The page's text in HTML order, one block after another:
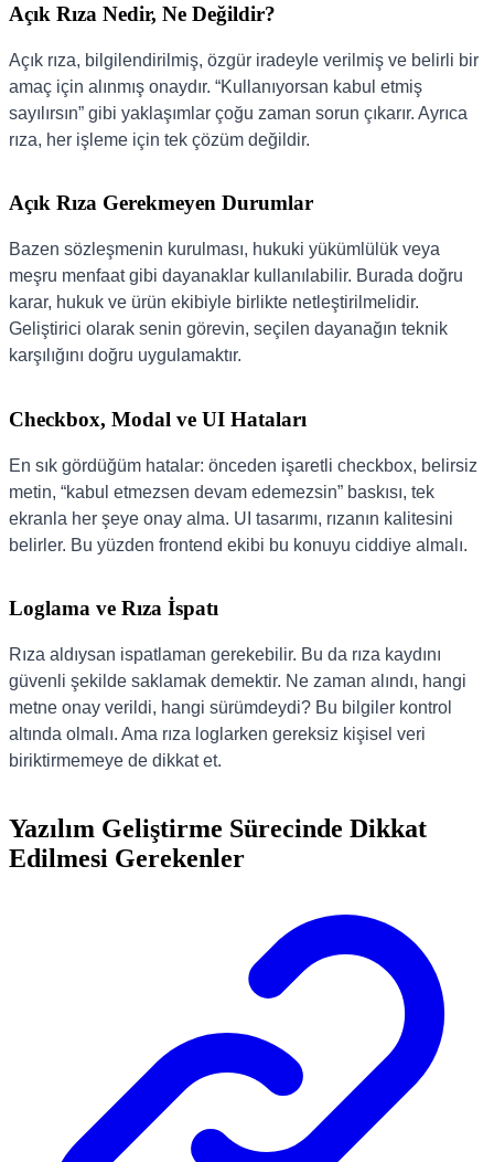
Açık Rıza Nedir, Ne Değildir?
Açık rıza, bilgilendirilmiş, özgür iradeyle verilmiş ve belirli bir
amaç için alınmış onaydır. “Kullanıyorsan kabul etmiş
sayılırsın” gibi yaklaşımlar çoğu zaman sorun çıkarır. Ayrıca
rıza, her işleme için tek çözüm değildir.
Açık Rıza Gerekmeyen Durumlar
Bazen sözleşmenin kurulması, hukuki yükümlülük veya
meşru menfaat gibi dayanaklar kullanılabilir. Burada doğru
karar, hukuk ve ürün ekibiyle birlikte netleştirilmelidir.
Geliştirici olarak senin görevin, seçilen dayanağın teknik
karşılığını doğru uygulamaktır.
Checkbox, Modal ve UI Hataları
En sık gördüğüm hatalar: önceden işaretli checkbox, belirsiz
metin, “kabul etmezsen devam edemezsin” baskısı, tek
ekranla her şeye onay alma. UI tasarımı, rızanın kalitesini
belirler. Bu yüzden frontend ekibi bu konuyu ciddiye almalı.
Loglama ve Rıza İspatı
Rıza aldıysan ispatlaman gerekebilir. Bu da rıza kaydını
güvenli şekilde saklamak demektir. Ne zaman alındı, hangi
metne onay verildi, hangi sürümdeydi? Bu bilgiler kontrol
altında olmalı. Ama rıza loglarken gereksiz kişisel veri
biriktirmemeye de dikkat et.
Yazılım Geliştirme Sürecinde Dikkat
Edilmesi Gerekenler